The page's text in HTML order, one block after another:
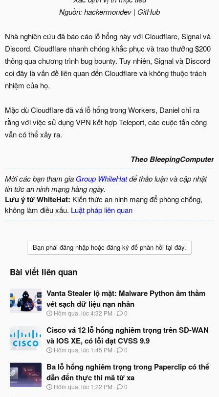
Nguồn: hackermondev | GitHub
Nhà nghiên cứu đã báo cáo lỗ hổng này với Cloudflare, Signal và
Discord. Cloudflare nhanh chóng khắc phục và trao thưởng $200
thông qua chương trình bug bounty. Tuy nhiên, Signal và Discord
coi đây là vấn đề liên quan đến Cloudflare và không thuộc trách
nhiệm của họ.
Mặc dù Cloudflare đã vá lỗ hổng trong Workers, Daniel chỉ ra
rằng với việc sử dụng VPN kết hợp Teleport, các cuộc tấn công
vẫn có thể xảy ra.
Theo BleepingComputer
Mời các bạn tham gia Group WhiteHatđể thảo luận và cập nhật
tin tức an ninh mạng hàng ngày.
Lưu ý từ WhiteHat: Kiến thức an ninh mạng để phòng chống,
không làm điều xấu. Luật pháp liên quan
Bạn phải đăng nhập hoặc đăng ký để phản hồi tại đây.
Bài viết liên quan
Vanta Stealer lộ mặt: Malware Python âm thầm
vét sạch dữ liệu nạn nhân
N
à
b
ắ
đ
ầ
u
Hôm qua, lúc 4:32 PM 0
Cisco vá 12 lỗ hổng nghiêm trọng trên SD-WAN
và IOS XE, có lỗi đạt CVSS 9.9
N
à
y
b
ắ
Hôm qua, lúc 1:45 PM 0
Ba lỗ hổng nghiêm trọng trong Paperclip có thể
dẫn đến thực thi mã từ xa
N
Hôm qua, lúc 1:22 PM 0